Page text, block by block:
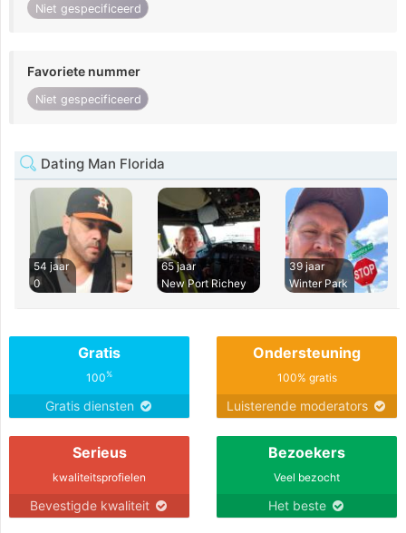
Niet gespecificeerd
Favoriete nummer
Niet gespecificeerd
Dating Man Florida
54 jaar
0
65 jaar
New Port Richey
39 jaar
Winter Park
Gratis
100%
Gratis diensten
Ondersteuning
100% gratis
Luisterende moderators
Serieus
kwaliteitsprofielen
Bevestigde kwaliteit
Bezoekers
Veel bezocht
Het beste